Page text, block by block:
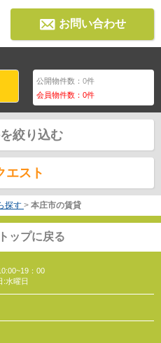
お問い合わせ
公開物件数：0件
会員物件数：0件
絞り込む
エスト
探す > 本庄市の賃貸
ップに戻る
：00
:水曜日